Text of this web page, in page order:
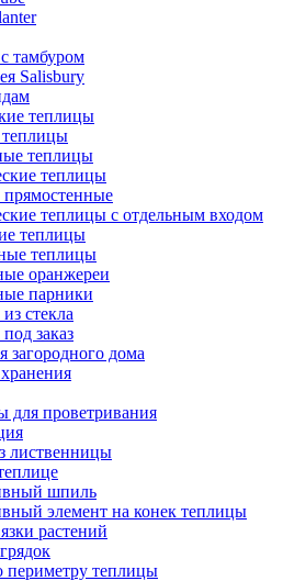
тамбуром
Salisbury
теплицы
теплицы
теплицы
теплицы с отдельным входом
теплицы
теплицы
оранжереи
парники
стекла
заказ
загородного дома
для проветривания
лиственницы
шпиль
элемент на конек теплицы
растений
периметру теплицы